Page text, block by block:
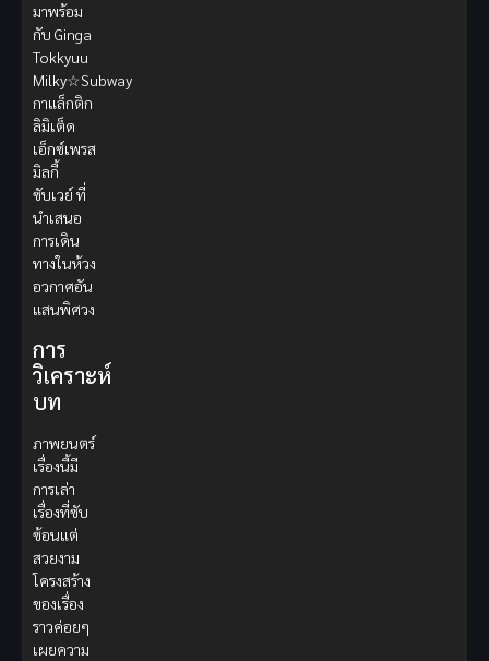
มาพร้อม
กับ Ginga
Tokkyuu
Milky☆Subway
กาแล็กติก
ลิมิเต็ด
เอ็กซ์เพรส
มิลกี้
ซับเวย์ ที่
นำเสนอ
การเดิน
ทางในห้วง
อวกาศอัน
แสนพิศวง
การ
วิเคราะห์
บท
ภาพยนตร์
เรื่องนี้มี
การเล่า
เรื่องที่ซับ
ซ้อนแต่
สวยงาม
โครงสร้าง
ของเรื่อง
ราวค่อยๆ
เผยความ